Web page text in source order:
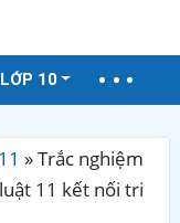
LỚP 10
»Trắc nghiệm
11 kết nối tri